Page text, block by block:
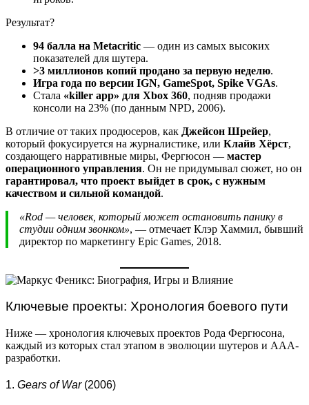
Результат?
94 балла на Metacritic — один из самых высоких
показателей для шутера.
>3 миллионов копий продано за первую неделю.
Игра года по версии IGN, GameSpot, Spike VGAs.
Стала «killer app» для Xbox 360, подняв продажи
консоли на 23% (по данным NPD, 2006).
В отличие от таких продюсеров, как Джейсон Шрейер,
который фокусируется на журналистике, или Клайв Хёрст,
создающего нарративные миры, Фергюсон — мастер
операционного управления. Он не придумывал сюжет, но он
гарантировал, что проект выйдет в срок, с нужным
качеством и сильной командой.
«Rod — человек, который может остановить панику в
студии одним звонком», — отмечает Клэр Хаммил, бывший
директор по маркетингу Epic Games, 2018.
Ключевые проекты: Хронология боевого пути
Ниже — хронология ключевых проектов Рода Фергюсона,
каждый из которых стал этапом в эволюции шутеров и AAA-
разработки.
1. Gears of War(2006)